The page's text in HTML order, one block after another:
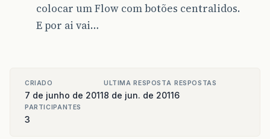
colocar um Flow com botões centralidos.
E por ai vai…
CRIADO
7 de junho de 2011
ULTIMA RESPOSTA
8 de jun. de 2011
RESPOSTAS
6
PARTICIPANTES
3